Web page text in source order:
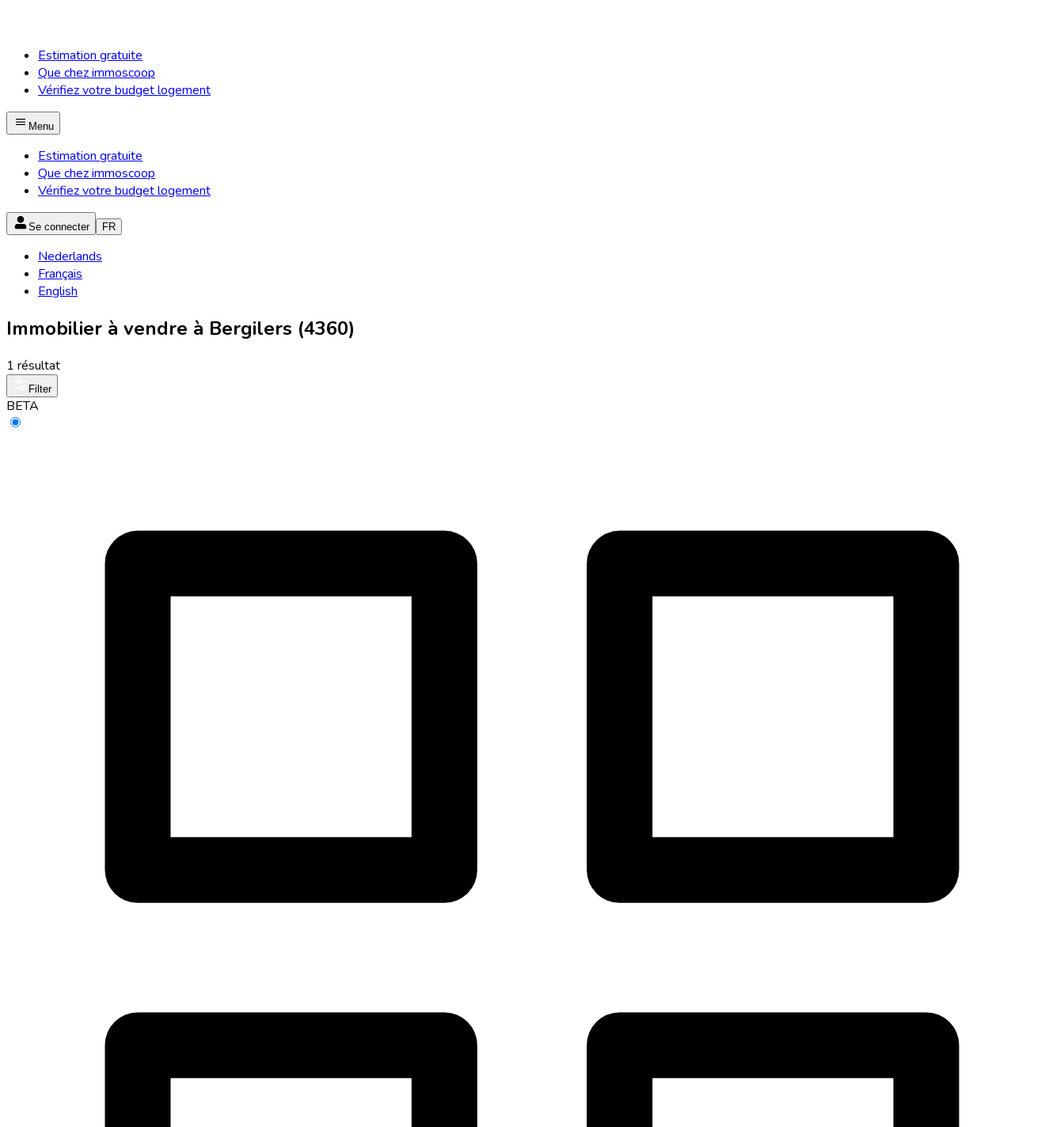
Estimation gratuite
Que chez immoscoop
Vérifiez votre budget logement
Menu
Estimation gratuite
Que chez immoscoop
Vérifiez votre budget logement
Se connecter FR
Nederlands
Français
English
Immobilier à vendre à Bergilers (4360)
1 résultat
Filter
BETA